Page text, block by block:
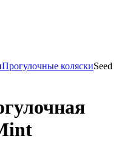
Прогулочные коляскиSeed